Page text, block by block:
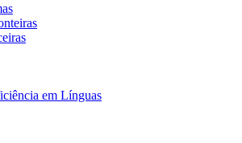
em Línguas